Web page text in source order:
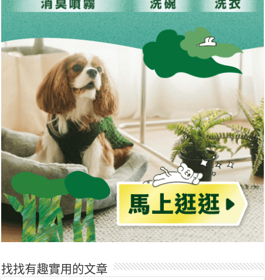
找找有趣實用的文章